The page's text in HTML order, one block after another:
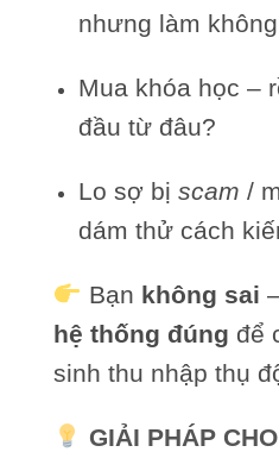
nhưng làm
Mua khóa học –
đầu từ đâu?
Lo sợ bị scam /
dám thử cách
Bạn không sai
hệ thống đúng để
sinh thu nhập thụ
GIẢI PHÁP